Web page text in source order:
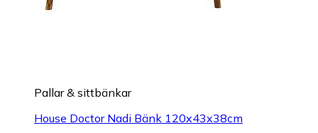
Pallar & sittbänkar
House Doctor Nadi Bänk 120x43x38cm